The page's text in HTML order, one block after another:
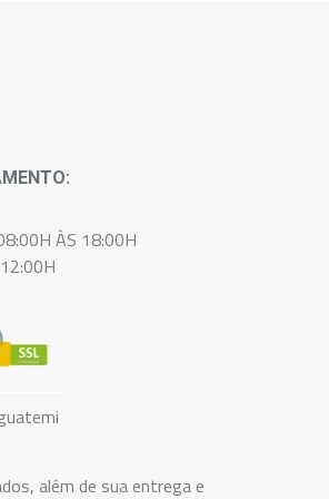
ÀS 18:00H
além de sua entrega e